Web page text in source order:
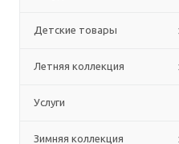
Детские товары
Летняя коллекция
Услуги
Зимняя коллекция